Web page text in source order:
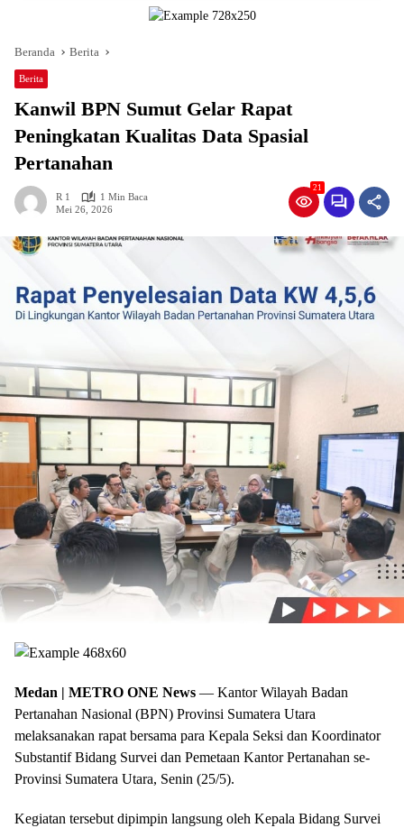
Beranda Berita
Berita
Kanwil BPN Sumut Gelar Rapat
Peningkatan Kualitas Data Spasial
Pertanahan
R 1
1 Min Baca
Mei 26, 2026
21
Medan | METRO ONE News — Kantor Wilayah Badan
Pertanahan Nasional (BPN) Provinsi Sumatera Utara
melaksanakan rapat bersama para Kepala Seksi dan Koordinator
Substantif Bidang Survei dan Pemetaan Kantor Pertanahan se-
Provinsi Sumatera Utara, Senin (25/5).
Kegiatan tersebut dipimpin langsung oleh Kepala Bidang Survei